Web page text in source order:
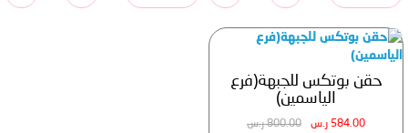
حقن بوتكس للجبهة(فرع
الياسمين)
800.00 ر.س 584.00 ر.س